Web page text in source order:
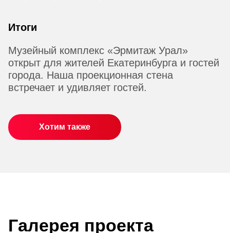
Итоги
Музейный комплекс «Эрмитаж Урал»
открыт для жителей Екатеринбурга и гостей
города. Наша проекционная стена
встречает и удивляет гостей.
Хотим также
Галерея проекта